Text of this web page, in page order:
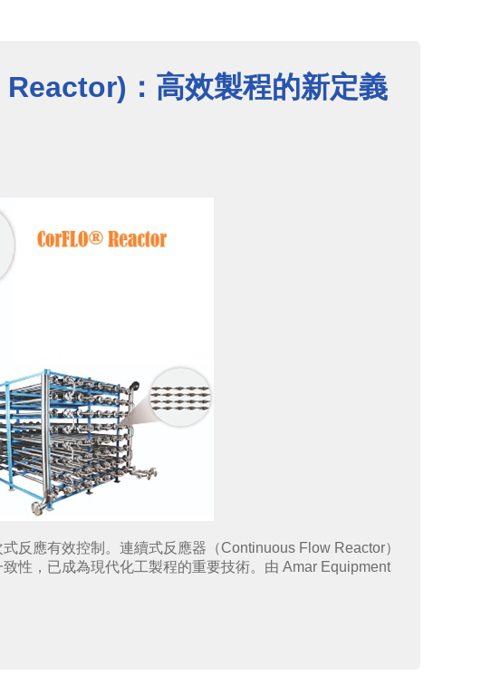
：高效製程的新定義
反應有效控制。連續式反應器（Continuous Flow Reactor）
性，已成為現代化工製程的重要技術。由 Amar Equipment